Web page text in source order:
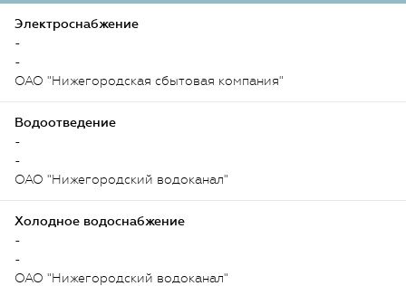
Электроснабжение
-
-
ОАО "Нижегородская сбытовая компания"
Водоотведение
-
-
ОАО "Нижегородский водоканал"
Холодное водоснабжение
-
-
ОАО "Нижегородский водоканал"